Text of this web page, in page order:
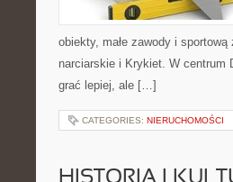
obiekty, małe zawody i
narciarskie i Krykiet. W centrum
grać lepiej, ale […]
CATEGORIES: NIERUCHOMOŚCI